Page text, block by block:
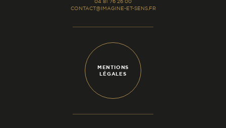
04 81 76 26 00
CONTACT@IMAGINE-ET-SENS.FR
MENTIONS
LÉGALES